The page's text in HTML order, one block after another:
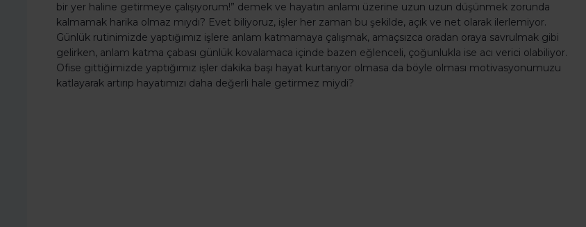
bir yer haline getirmeye çalışıyorum!” demek ve hayatın anlamı üzerine uzun uzun düşünmek zorunda
kalmamak harika olmaz mıydı? Evet biliyoruz, işler her zaman bu şekilde, açık ve net olarak ilerlemiyor.
Günlük rutinimizde yaptığımız işlere anlam katmamaya çalışmak, amaçsızca oradan oraya savrulmak gibi
gelirken, anlam katma çabası günlük kovalamaca içinde bazen eğlenceli, çoğunlukla ise acı verici olabiliyor.
Ofise gittiğimizde yaptığımız işler dakika başı hayat kurtarıyor olmasa da böyle olması motivasyonumuzu
katlayarak artırıp hayatımızı daha değerli hale getirmez miydi?